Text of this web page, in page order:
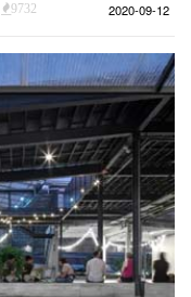
教育设施，还是休闲和娱
目的地。
9732 2020-09-12